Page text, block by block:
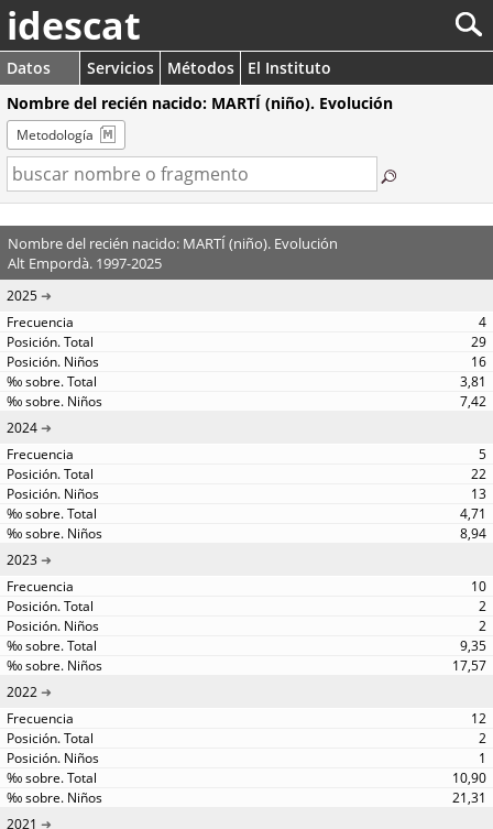
idescat
Datos Servicios Métodos
El Instituto
Nombre del recién nacido: MARTÍ (niño). Evolución
Metodología
Nombre del recién nacido: MARTÍ (niño). Evolución
Alt Empordà. 1997-2025
2025
4
29
16
3,81
7,42
2024
5
22
13
4,71
8,94
2023
10
2
2
9,35
17,57
2022
12
2
1
10,90
21,31
2021